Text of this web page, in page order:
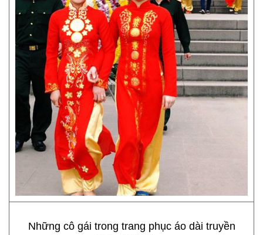
Những cô gái trong trang phục áo dài truyền